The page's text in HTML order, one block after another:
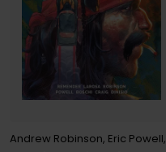
Andrew Robinson, Eric Powell,